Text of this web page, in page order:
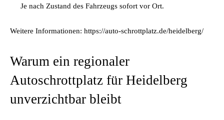
Je nach Zustand des Fahrzeugs sofort vor Ort.
Weitere Informationen: https://auto-schrottplatz.de/heidelberg/
Warum ein regionaler
Autoschrottplatz für Heidelberg
unverzichtbar bleibt